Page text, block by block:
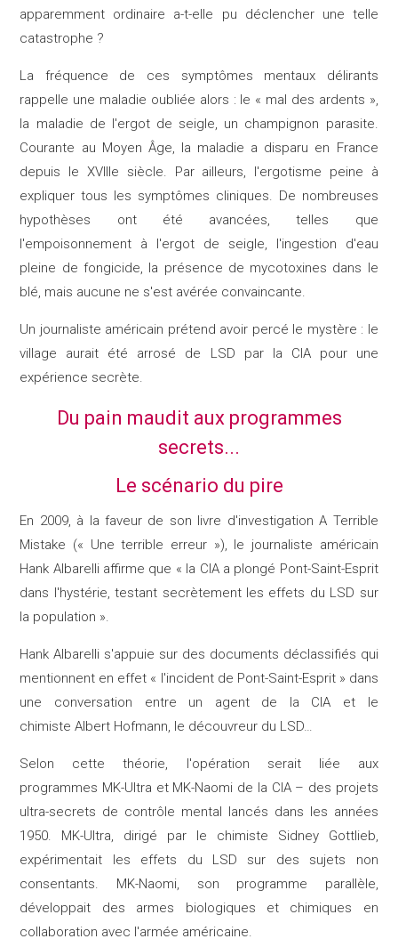
apparemment ordinaire a-t-elle pu déclencher une telle
catastrophe ?
La fréquence de ces symptômes mentaux délirants
rappelle une maladie oubliée alors : le « mal des ardents »,
la maladie de l'ergot de seigle, un champignon parasite.
Courante au Moyen Âge, la maladie a disparu en France
depuis le XVIIIe siècle. Par ailleurs, l'ergotisme peine à
expliquer tous les symptômes cliniques. De nombreuses
hypothèses ont été avancées, telles que
l'empoisonnement à l'ergot de seigle, l'ingestion d'eau
pleine de fongicide, la présence de mycotoxines dans le
blé, mais aucune ne s'est avérée convaincante.​
Un journaliste américain prétend avoir percé le mystère : le
village aurait été arrosé de LSD par la CIA pour une
expérience secrète.
Du pain maudit aux programmes
secrets...
Le scénario du pire
En 2009, à la faveur de son livre d'investigation A Terrible
Mistake (« Une terrible erreur »), le journaliste américain
Hank Albarelli affirme que « la CIA a plongé Pont-Saint-Esprit
dans l'hystérie, testant secrètement les effets du LSD sur
la population ».​
Hank Albarelli s'appuie sur des documents déclassifiés qui
mentionnent en effet « l'incident de Pont-Saint-Esprit » dans
une conversation entre un agent de la CIA et le
chimiste Albert Hofmann, le découvreur du LSD…
Selon cette théorie, l'opération serait liée aux
programmes MK-Ultra et MK-Naomi de la CIA – des projets
ultra-secrets de contrôle mental lancés dans les années
1950. MK-Ultra, dirigé par le chimiste Sidney Gottlieb,
expérimentait les effets du LSD sur des sujets non
consentants. MK-Naomi, son programme parallèle,
développait des armes biologiques et chimiques en
collaboration avec l'armée américaine.